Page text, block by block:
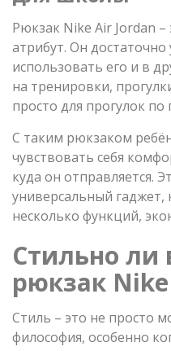
Рюкзак Nike Air Jordan
атрибут. Он
использовать его и в
на тренировки,
просто для прогулок по
С таким рюкзаком
чувствовать себя
куда он отправляется.
универсальный гаджет,
несколько функций,
Стильно ли
рюкзак
Стиль – это не просто
философия, особенно